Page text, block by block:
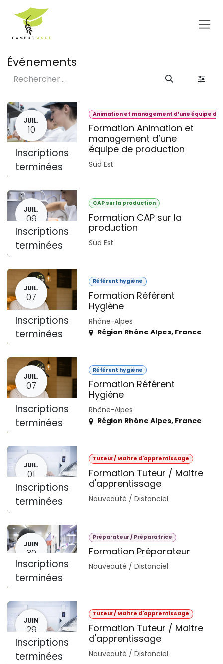
Se rendre au contenu
Événements
JUIL.
10
Inscriptions
terminées
Animation et management d’une équipe
Formation Animation et
management d’une
équipe de production
Sud Est
JUIL.
09
Inscriptions
terminées
CAP sur la production
Formation CAP sur la
production
Sud Est
JUIL.
07
Inscriptions
terminées
Référent hygiène
Formation Référent
Hygiène
Rhône-Alpes
Région Rhône Alpes, France
JUIL.
07
Inscriptions
terminées
Référent hygiène
Formation Référent
Hygiène
Rhône-Alpes
Région Rhône Alpes, France
JUIL.
01
Inscriptions
terminées
Tuteur / Maitre d'apprentissage
Formation Tuteur / Maitre
d'apprentissage
Nouveauté / Distanciel
JUIN
30
Inscriptions
terminées
Préparateur / Préparatrice
Formation Préparateur
Nouveauté / Distanciel
JUIN
29
Inscriptions
terminées
Tuteur / Maitre d'apprentissage
Formation Tuteur / Maitre
d'apprentissage
Nouveauté / Distanciel